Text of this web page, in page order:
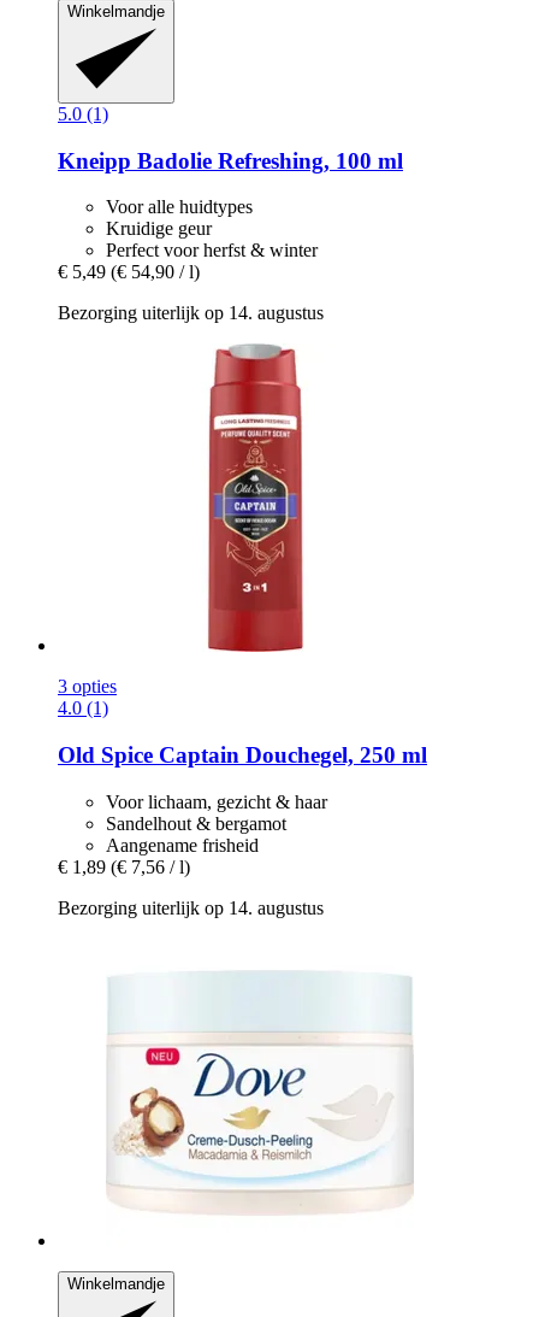
Winkelmandje
5.0 (1)
Kneipp Badolie Refreshing, 100 ml
Voor alle huidtypes
Kruidige geur
Perfect voor herfst & winter
€ 5,49 (€ 54,90 / l)
Bezorging uiterlijk op 14. augustus
3 opties
4.0 (1)
Old Spice Captain Douchegel, 250 ml
Voor lichaam, gezicht & haar
Sandelhout & bergamot
Aangename frisheid
€ 1,89 (€ 7,56 / l)
Bezorging uiterlijk op 14. augustus
Winkelmandje